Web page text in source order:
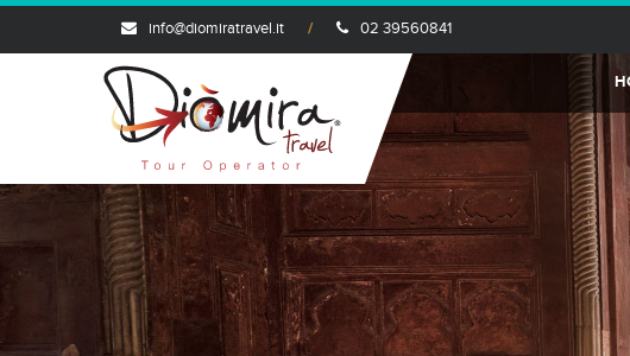
info@diomiratravel.it 02 39560841